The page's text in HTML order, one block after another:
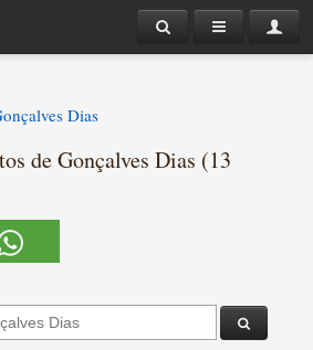
Dias
de Gonçalves Dias (13